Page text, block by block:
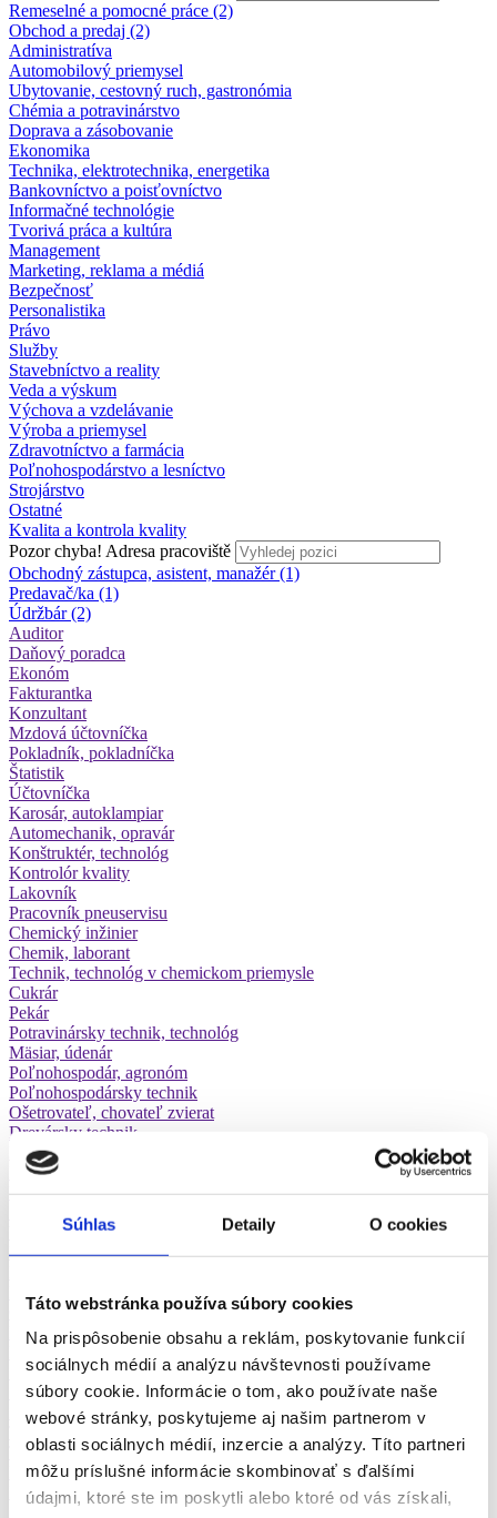
Súhlas Detaily O cookies
Táto webstránka používa súbory cookies
Na prispôsobenie obsahu a reklám, poskytovanie funkcií
sociálnych médií a analýzu návštevnosti používame
súbory cookie. Informácie o tom, ako používate naše
webové stránky, poskytujeme aj našim partnerom v
oblasti sociálnych médií, inzercie a analýzy. Títo partneri
môžu príslušné informácie skombinovať s ďalšími
údajmi, ktoré ste im poskytli alebo ktoré od vás získali,
Remeselné a pomocné práce (2)
Obchod a predaj (2)
Administratíva
Automobilový priemysel
Ubytovanie, cestovný ruch, gastronómia
Chémia a potravinárstvo
Doprava a zásobovanie
Ekonomika
Technika, elektrotechnika, energetika
Bankovníctvo a poisťovníctvo
Informačné technológie
Tvorivá práca a kultúra
Management
Marketing, reklama a médiá
Bezpečnosť
Personalistika
Právo
Služby
Stavebníctvo a reality
Veda a výskum
Výchova a vzdelávanie
Výroba a priemysel
Zdravotníctvo a farmácia
Poľnohospodárstvo a lesníctvo
Strojárstvo
Ostatné
Kvalita a kontrola kvality
Pozor chyba! Adresa pracoviště
Obchodný zástupca, asistent, manažér (1)
Predavač/ka (1)
Údržbár (2)
Auditor
Daňový poradca
Ekonóm
Fakturantka
Konzultant
Mzdová účtovníčka
Pokladník, pokladníčka
Štatistik
Účtovníčka
Karosár, autoklampiar
Automechanik, opravár
Konštruktér, technológ
Kontrolór kvality
Lakovník
Pracovník pneuservisu
Chemický inžinier
Chemik, laborant
Technik, technológ v chemickom priemysle
Cukrár
Pekár
Potravinársky technik, technológ
Mäsiar, údenár
Poľnohospodár, agronóm
Poľnohospodársky technik
Ošetrovateľ, chovateľ zvierat
Drevársky technik
Drevorubač, ťažba dreva
Ekológ
Lesník
Vodohospodár
Konštruktér, projektant
Robotník, montážnik
Obrábač kovov, frézar, sústružník
Procesný inžinier
Programátor, operátor CNC
Strojný inžinier
Strojný zámočník
Zvárač
Technický manažér
Technik, technológ
Robotník v stavebníctve
Inštalatér
Žeriavnik